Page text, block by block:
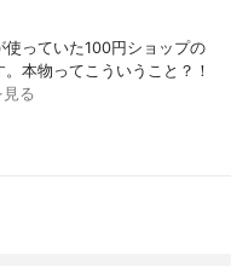
っていた100円ショップの
本物ってこういうこと？！
る